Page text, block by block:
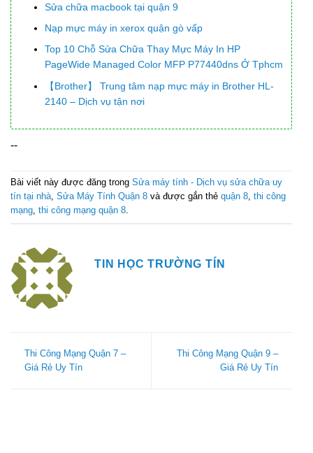
Sửa chữa macbook tại quận 9
Nạp mực máy in xerox quận gò vấp
Top 10 Chỗ Sửa Chữa Thay Mực Máy In HP
PageWide Managed Color MFP P77440dns Ở Tphcm
【Brother】 Trung tâm nạp mực máy in Brother HL-
2140 – Dịch vụ tận nơi
--
Bài viết này được đăng trong Sửa máy tính - Dịch vụ sửa chữa uy
tín tại nhà, Sửa Máy Tính Quận 8 và được gắn thẻ quận 8, thi công
mạng, thi công mạng quận 8.
TIN HỌC TRƯỜNG TÍN
Thi Công Mạng Quận 7 –
Giá Rẻ Uy Tín
Thi Công Mạng Quận 9 –
Giá Rẻ Uy Tín